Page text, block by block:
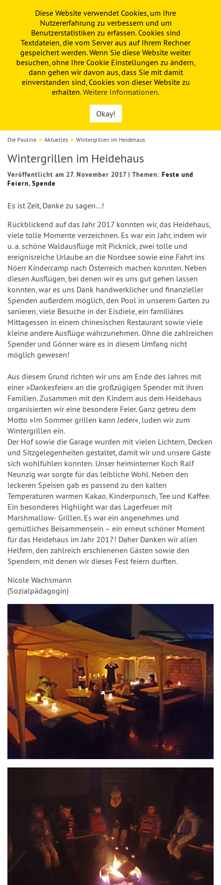
PAULINE KITA FÖRDERVEREIN
Die Pauline Aktuelles Wintergrillen im Heidehaus
Wintergrillen im Heidehaus
Veröffentlicht am 27. November 2017 | Themen: Feste und
Feiern, Spende
Es ist Zeit, Danke zu sagen…!
Rückblickend auf das Jahr 2017 konnten wir, das Heidehaus,
viele tolle Momente verzeichnen. Es war ein Jahr, indem wir
u. a. schöne Waldausflüge mit Picknick, zwei tolle und
ereignisreiche Urlaube an die Nordsee sowie eine Fahrt ins
Nöerr Kindercamp nach Österreich machen konnten. Neben
diesen Ausflügen, bei denen wir es uns gut gehen lassen
konnten, war es uns Dank handwerklicher und finanzieller
Spenden außerdem möglich, den Pool in unserem Garten zu
sanieren, viele Besuche in der Eisdiele, ein familiäres
Mittagessen in einem chinesischen Restaurant sowie viele
kleine andere Ausflüge wahrzunehmen. Ohne die zahlreichen
Spender und Gönner wäre es in diesem Umfang nicht
möglich gewesen!
Aus diesem Grund richten wir uns am Ende des Jahres mit
einer »Dankesfeier« an die großzügigen Spender mit ihren
Familien. Zusammen mit den Kindern aus dem Heidehaus
organisierten wir eine besondere Feier. Ganz getreu dem
Motto »Im Sommer grillen kann Jeder«, luden wir zum
Wintergrillen ein.
Der Hof sowie die Garage wurden mit vielen Lichtern, Decken
und Sitzgelegenheiten gestaltet, damit wir und unsere Gäste
sich wohlfühlen konnten. Unser heiminterner Koch Ralf
Neunzig war sorgte für das leibliche Wohl. Neben den
leckeren Speisen gab es passend zu den kalten
Temperaturen warmen Kakao, Kinderpunsch, Tee und Kaffee.
Ein besonderes Highlight war das Lagerfeuer mit
Marshmallow- Grillen. Es war ein angenehmes und
gemütliches Beisammensein – ein erneut schöner Moment
für das Heidehaus im Jahr 2017! Daher Danken wir allen
Helfern, den zahlreich erschienenen Gästen sowie den
Spendern, mit denen wir dieses Fest feiern durften.
Nicole Wachsmann
(Sozialpädagogin)
Diese Website verwendet Cookies, um Ihre
Nutzererfahrung zu verbessern und um
Benutzerstatistiken zu erfassen. Cookies sind
Textdateien, die vom Server aus auf Ihrem Rechner
gespeichert werden. Wenn Sie diese Website weiter
besuchen, ohne Ihre Cookie Einstellungen zu ändern,
dann gehen wir davon aus, dass Sie mit damit
einverstanden sind, Cookies von dieser Website zu
erhalten.Weitere Informationen.
Okay!